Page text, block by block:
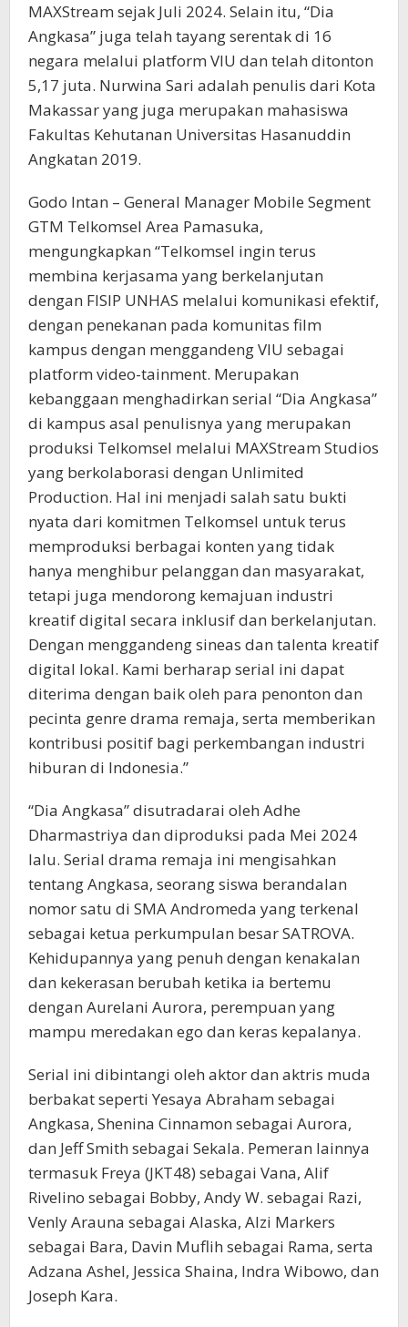
MAXStream sejak Juli 2024. Selain itu, “Dia
Angkasa” juga telah tayang serentak di 16
negara melalui platform VIU dan telah ditonton
5,17 juta. Nurwina Sari adalah penulis dari Kota
Makassar yang juga merupakan mahasiswa
Fakultas Kehutanan Universitas Hasanuddin
Angkatan 2019.
Godo Intan – General Manager Mobile Segment
GTM Telkomsel Area Pamasuka,
mengungkapkan “Telkomsel ingin terus
membina kerjasama yang berkelanjutan
dengan FISIP UNHAS melalui komunikasi efektif,
dengan penekanan pada komunitas film
kampus dengan menggandeng VIU sebagai
platform video-tainment. Merupakan
kebanggaan menghadirkan serial “Dia Angkasa”
di kampus asal penulisnya yang merupakan
produksi Telkomsel melalui MAXStream Studios
yang berkolaborasi dengan Unlimited
Production. Hal ini menjadi salah satu bukti
nyata dari komitmen Telkomsel untuk terus
memproduksi berbagai konten yang tidak
hanya menghibur pelanggan dan masyarakat,
tetapi juga mendorong kemajuan industri
kreatif digital secara inklusif dan berkelanjutan.
Dengan menggandeng sineas dan talenta kreatif
digital lokal. Kami berharap serial ini dapat
diterima dengan baik oleh para penonton dan
pecinta genre drama remaja, serta memberikan
kontribusi positif bagi perkembangan industri
hiburan di Indonesia.”
“Dia Angkasa” disutradarai oleh Adhe
Dharmastriya dan diproduksi pada Mei 2024
lalu. Serial drama remaja ini mengisahkan
tentang Angkasa, seorang siswa berandalan
nomor satu di SMA Andromeda yang terkenal
sebagai ketua perkumpulan besar SATROVA.
Kehidupannya yang penuh dengan kenakalan
dan kekerasan berubah ketika ia bertemu
dengan Aurelani Aurora, perempuan yang
mampu meredakan ego dan keras kepalanya.
Serial ini dibintangi oleh aktor dan aktris muda
berbakat seperti Yesaya Abraham sebagai
Angkasa, Shenina Cinnamon sebagai Aurora,
dan Jeff Smith sebagai Sekala. Pemeran lainnya
termasuk Freya (JKT48) sebagai Vana, Alif
Rivelino sebagai Bobby, Andy W. sebagai Razi,
Venly Arauna sebagai Alaska, Alzi Markers
sebagai Bara, Davin Muflih sebagai Rama, serta
Adzana Ashel, Jessica Shaina, Indra Wibowo, dan
Joseph Kara.